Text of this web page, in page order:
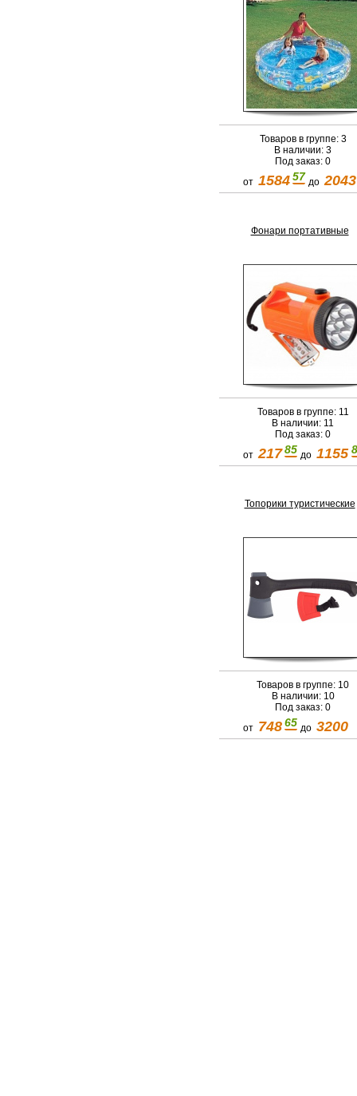
Товаров в группе: 3
В наличии: 3
Под заказ: 0
от 1584 57до2043
Фонари портативные
Товаров в группе: 11
В наличии: 11
Под заказ: 0
от217 85до1155
Топорики туристические
Товаров в группе: 10
В наличии: 10
Под заказ: 0
от 748 65до3200